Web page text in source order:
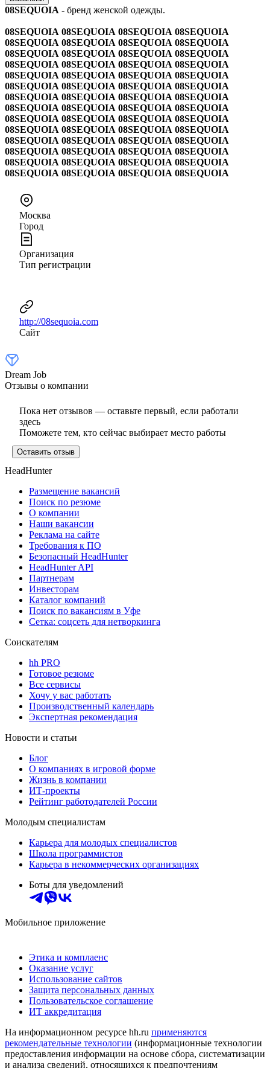
08SEQUOIA - бренд женской одежды.
08SEQUOIA 08SEQUOIA 08SEQUOIA 08SEQUOIA
08SEQUOIA 08SEQUOIA 08SEQUOIA 08SEQUOIA
08SEQUOIA 08SEQUOIA 08SEQUOIA 08SEQUOIA
08SEQUOIA 08SEQUOIA 08SEQUOIA 08SEQUOIA
08SEQUOIA 08SEQUOIA 08SEQUOIA 08SEQUOIA
08SEQUOIA 08SEQUOIA 08SEQUOIA 08SEQUOIA
08SEQUOIA 08SEQUOIA 08SEQUOIA 08SEQUOIA
08SEQUOIA 08SEQUOIA 08SEQUOIA 08SEQUOIA
08SEQUOIA 08SEQUOIA 08SEQUOIA 08SEQUOIA
08SEQUOIA 08SEQUOIA 08SEQUOIA 08SEQUOIA
08SEQUOIA 08SEQUOIA 08SEQUOIA 08SEQUOIA
08SEQUOIA 08SEQUOIA 08SEQUOIA 08SEQUOIA
08SEQUOIA 08SEQUOIA 08SEQUOIA 08SEQUOIA
08SEQUOIA 08SEQUOIA 08SEQUOIA 08SEQUOIA
Москва
Город
Организация
Тип регистрации
http://08sequoia.com
Сайт
Dream Job
Отзывы о компании
Пока нет отзывов — оставьте первый, если работали
здесь
Поможете тем, кто сейчас выбирает место работы
Оставить отзыв
HeadHunter
Размещение вакансий
Поиск по резюме
О компании
Наши вакансии
Реклама на сайте
Требования к ПО
Безопасный HeadHunter
HeadHunter API
Партнерам
Инвесторам
Каталог компаний
Поиск по вакансиям в Уфе
Сетка: соцсеть для нетворкинга
Соискателям
hh PRO
Готовое резюме
Все сервисы
Хочу у вас работать
Производственный календарь
Экспертная рекомендация
Новости и статьи
Блог
О компаниях в игровой форме
Жизнь в компании
ИТ-проекты
Рейтинг работодателей России
Молодым специалистам
Карьера для молодых специалистов
Школа программистов
Карьера в некоммерческих организациях
Боты для уведомлений
Мобильное приложение
Этика и комплаенс
Оказание услуг
Использование сайтов
Защита персональных данных
Пользовательское соглашение
ИТ аккредитация
На информационном ресурсе hh.ru применяются
рекомендательные технологии (информационные технологии
предоставления информации на основе сбора, систематизации
и анализа сведений, относящихся к предпочтениям